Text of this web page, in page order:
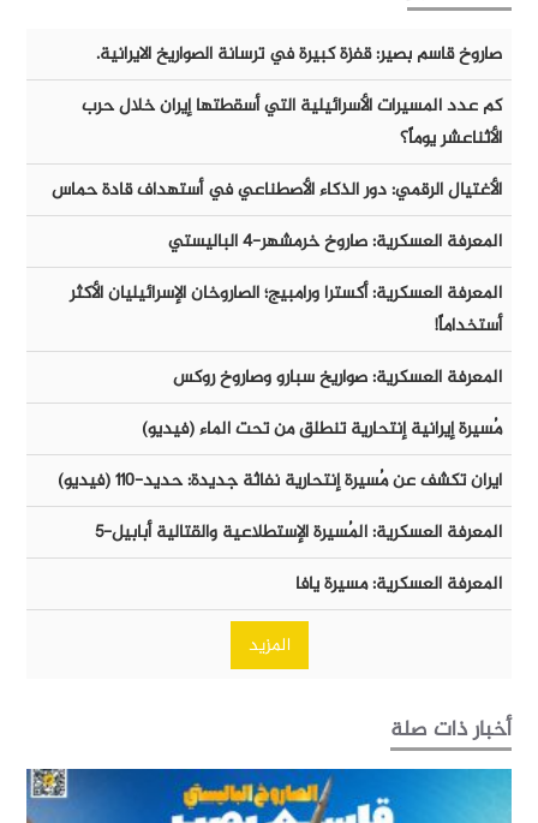
صاروخ قاسم بصير: قفزة كبيرة في ترسانة الصواريخ الايرانية.
كم عدد المسيرات الأسرائيلية التي أسقطتها إيران خلال حرب
الأثناعشر يوماً؟
الأغتيال الرقمي: دور الذكاء الأصطناعي في أستهداف قادة حماس
المعرفة العسكرية: صاروخ خرمشهر-٤ الباليستي
المعرفة العسكرية: أكسترا ورامبيج؛ الصاروخان الإسرائيليان الأكثر
أستخداماً!
المعرفة العسكرية: صواريخ سبارو وصاروخ روكس
مُسيرة إيرانية إنتحارية تنطلق من تحت الماء (فيديو)
ايران تكشف عن مُسيرة إنتحارية نفاثة جديدة: حديد-١١٠ (فيديو)
المعرفة العسكرية: المُسيرة الإستطلاعية والقتالية أبابيل-٥
المعرفة العسكرية: مسيرة يافا
المزيد
أخبار ذات صلة